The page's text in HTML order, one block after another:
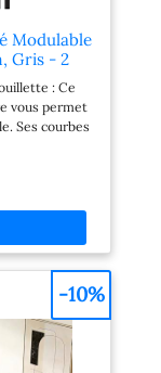
Modulable
Gris - 2
: Ce
vous permet
Ses courbes
assise
en
de vie
idéal pour
en velours
d'un velours
de deux
il
moelleux et
-10%